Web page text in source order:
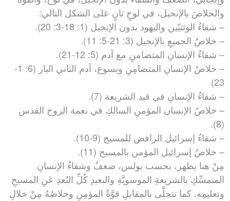
والخلاصَ بالإنجيل، في لوحٍ ثانٍ على الشكل التالي:
– شقاءُ الوثنيّين واليهود بدون الإنجيل (1: 18-3: 20).
– خلاصُ الجميعِ بالإنجيل (3: 21-5: 11).
– شقاءُ الإنسانِ المتضامنِ مع آدم (5: 12-21).
– خلاصُ الإنسانِ المتضامِنِ ويسوع، آدم الثاني البار (6: 1-
23)
– شقاءُ الإنسانِ في قيد الشريعة (7).
– خلاصُ الإنسان المؤمنِ السالكِ في نعمة الروح القدس
(8).
– شقاءُ إسرائيل الرافض للمسيح (9-10).
– خلاصُ إسرائيل المؤمن بالمسيح (11).
مِنْ هنا يظهر، بحسب بولس، ضعفُ وشقاءُ الإنسانِ
المتمسِّكِ بالشريعةِ الموسويَّةِ والبعيدِ كُلِّ البُعدِ عَنِ المسيحِ
وتعليمِه. كما تتجلَّى بالمقابلِ قوَّةُ المؤمِنِ وخلاصُهُ مِنْ خلالِ